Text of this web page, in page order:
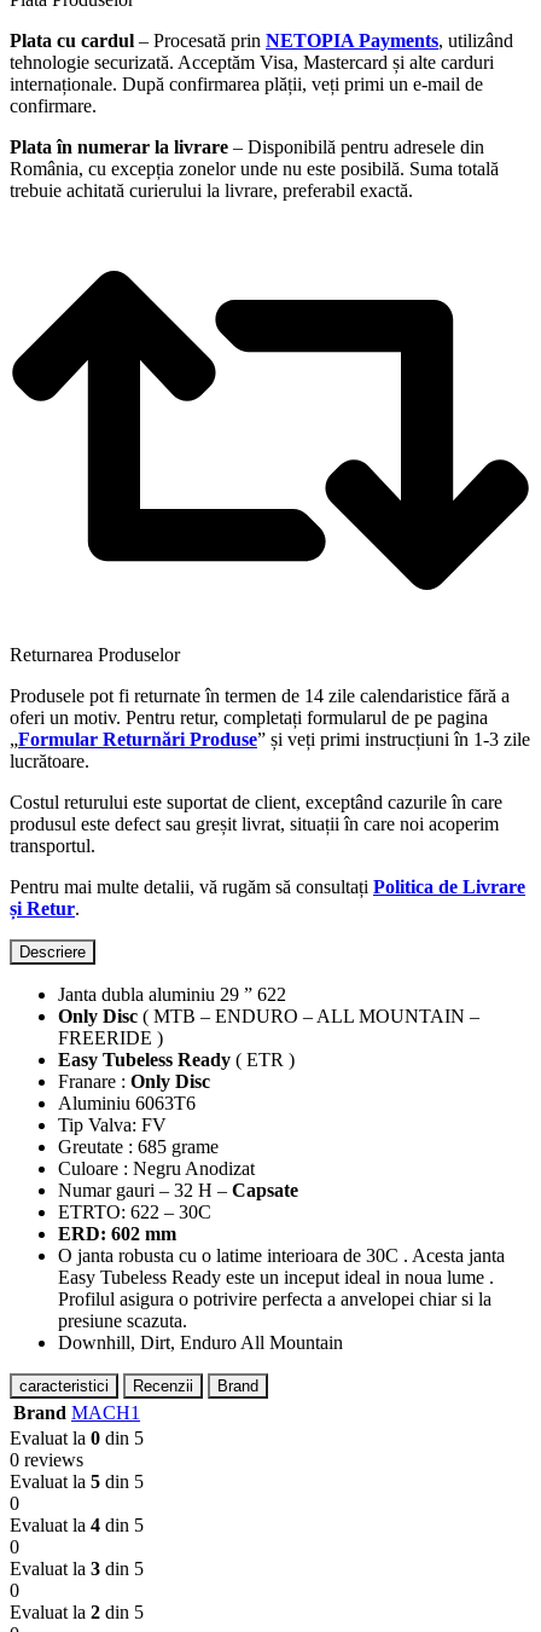
Plata cu cardul – Procesată prin NETOPIA Payments, utilizând
tehnologie securizată. Acceptăm Visa, Mastercard și alte carduri
internaționale. După confirmarea plății, veți primi un e-mail de
confirmare.
Plata în numerar la livrare – Disponibilă pentru adresele din
România, cu excepția zonelor unde nu este posibilă. Suma totală
trebuie achitată curierului la livrare, preferabil exactă.
Returnarea Produselor
Produsele pot fi returnate în termen de 14 zile calendaristice fără a
oferi un motiv. Pentru retur, completați formularul de pe pagina
„Formular Returnări Produse” și veți primi instrucțiuni în 1-3 zile
lucrătoare.
Costul returului este suportat de client, exceptând cazurile în care
produsul este defect sau greșit livrat, situații în care noi acoperim
transportul.
Pentru mai multe detalii, vă rugăm să consultați Politica de Livrare
și Retur.
Descriere
Janta dubla aluminiu 29 ” 622
Only Disc ( MTB – ENDURO – ALL MOUNTAIN –
FREERIDE )
Easy Tubeless Ready ( ETR )
Franare : Only Disc
Aluminiu 6063T6
Tip Valva: FV
Greutate : 685 grame
Culoare : Negru Anodizat
Numar gauri – 32 H – Capsate
ETRTO: 622 – 30C
ERD: 602 mm
O janta robusta cu o latime interioara de 30C . Acesta janta
Easy Tubeless Ready este un inceput ideal in noua lume .
Profilul asigura o potrivire perfecta a anvelopei chiar si la
presiune scazuta.
Downhill, Dirt, Enduro All Mountain
caracteristici Recenzii Brand
Brand MACH1
Evaluat la 0 din 5
0 reviews
Evaluat la 5 din 5
0
Evaluat la 4 din 5
0
Evaluat la 3 din 5
0
Evaluat la 2 din 5